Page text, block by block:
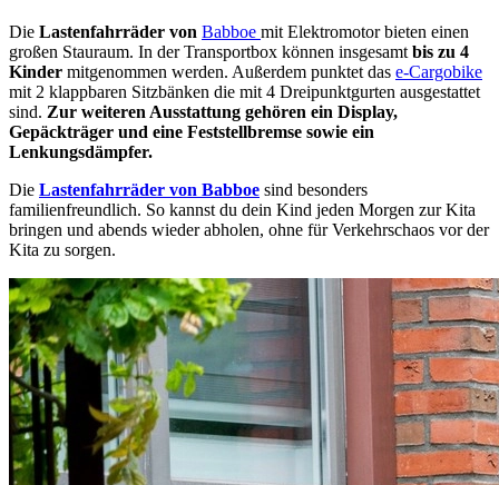
Die Lastenfahrräder von Babboe mit Elektromotor bieten einen
großen Stauraum. In der Transportbox können insgesamt bis zu 4
Kinder mitgenommen werden. Außerdem punktet das e-Cargobike
mit 2 klappbaren Sitzbänken die mit 4 Dreipunktgurten ausgestattet
sind. Zur weiteren Ausstattung gehören ein Display,
Gepäckträger und eine Feststellbremse sowie ein
Lenkungsdämpfer.
Die Lastenfahrräder von Babboe sind besonders
familienfreundlich. So kannst du dein Kind jeden Morgen zur Kita
bringen und abends wieder abholen, ohne für Verkehrschaos vor der
Kita zu sorgen.